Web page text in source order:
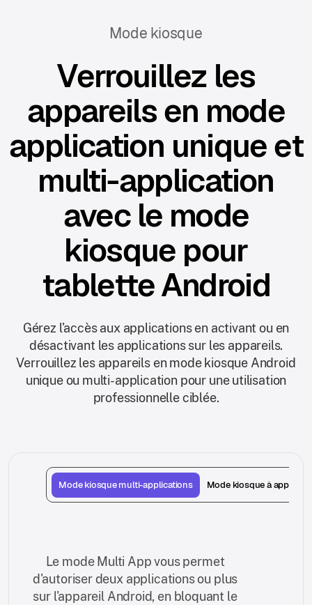
Mode kiosque
Verrouillez les
appareils en mode
application unique et
multi-application
avec le mode
kiosque pour
tablette Android
Gérez l'accès aux applications en activant ou en
désactivant les applications sur les appareils.
Verrouillez les appareils en mode kiosque Android
unique ou multi-application pour une utilisation
professionnelle ciblée.
Mode kiosque multi-applications Mode kiosque à
Le mode Multi App vous permet
d'autoriser deux applications ou plus
sur l'appareil Android, en bloquant le